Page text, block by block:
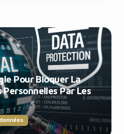
Pour Bloquer La
Personnelles Par Les